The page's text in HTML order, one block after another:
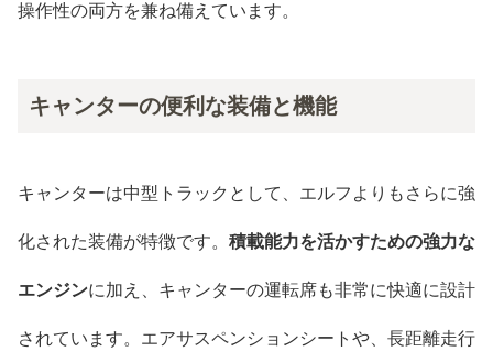
操作性の両方を兼ね備えています。
キャンターの便利な装備と機能
キャンターは中型トラックとして、エルフよりもさらに強
化された装備が特徴です。 積載能力を活かすための強力な
エンジンに加え、キャンターの運転席も非常に快適に設計
されています。エアサスペンションシートや、長距離走行